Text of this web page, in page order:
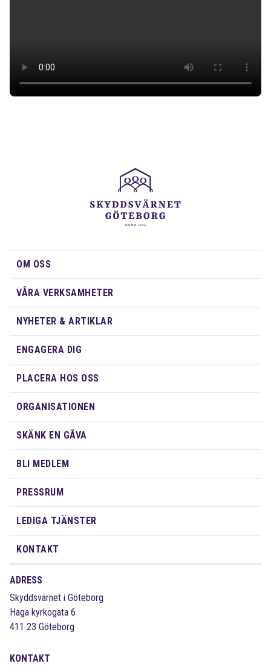
OM OSS
VÅRA VERKSAMHETER
NYHETER & ARTIKLAR
ENGAGERA DIG
PLACERA HOS OSS
ORGANISATIONEN
SKÄNK EN GÅVA
BLI MEDLEM
PRESSRUM
LEDIGA TJÄNSTER
KONTAKT
ADRESS
Skyddsvärnet i Göteborg
Haga kyrkogata 6
411 23 Göteborg
KONTAKT